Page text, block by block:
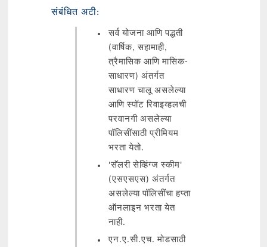
संबंधित अटी:
सर्व योजना आणि पद्धती
(वार्षिक, सहामाही,
त्रैमासिक आणि मासिक-
साधारण) अंतर्गत
साधारण चालू असलेल्या
आणि स्पॉट रिवाइव्हलची
परवानगी असलेल्या
पॉलिसींसाठी प्रीमियम
भरता येतो.
'सॅलरी सेव्हिंग्ज स्कीम'
(एसएसएस) अंतर्गत
असलेल्या पॉलिसींचा हप्ता
ऑनलाइन भरता येत
नाही.
एन.ए.सी.एच. मोडसाठी